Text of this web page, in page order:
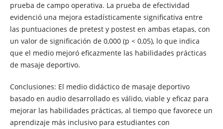
prueba de campo operativa. La prueba de efectividad
evidenció una mejora estadísticamente significativa entre
las puntuaciones de pretest y postest en ambas etapas, con
un valor de significación de 0,000 (p < 0,05), lo que indica
que el medio mejoró eficazmente las habilidades prácticas
de masaje deportivo.
Conclusiones: El medio didáctico de masaje deportivo
basado en audio desarrollado es válido, viable y eficaz para
mejorar las habilidades prácticas, al tiempo que favorece un
aprendizaje más inclusivo para estudiantes con